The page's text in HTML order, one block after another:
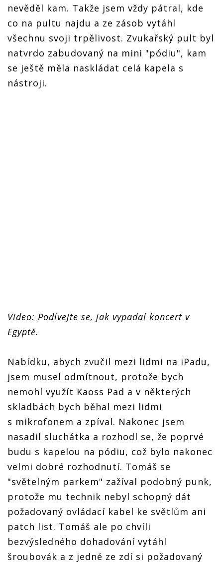
nevěděl kam. Takže jsem vždy pátral, kde
co na pultu najdu a ze zásob vytáhl
všechnu svoji trpělivost. Zvukařský pult byl
natvrdo zabudovaný na mini "pódiu", kam
se ještě měla naskládat celá kapela s
nástroji.
Video: Podívejte se, jak vypadal koncert v
Egyptě.
Nabídku, abych zvučil mezi lidmi na iPadu,
jsem musel odmítnout, protože bych
nemohl využít Kaoss Pad a v některých
skladbách bych běhal mezi lidmi
s mikrofonem a zpíval. Nakonec jsem
nasadil sluchátka a rozhodl se, že poprvé
budu s kapelou na pódiu, což bylo nakonec
velmi dobré rozhodnutí. Tomáš se
"světelným parkem" zažíval podobný punk,
protože mu technik nebyl schopný dát
požadovaný ovládací kabel ke světlům ani
patch list. Tomáš ale po chvíli
bezvýsledného dohadování vytáhl
šroubovák a z jedné ze zdí si požadovaný